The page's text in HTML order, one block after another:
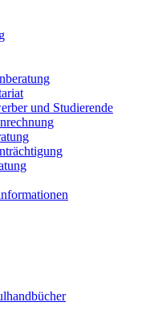
und Studierende